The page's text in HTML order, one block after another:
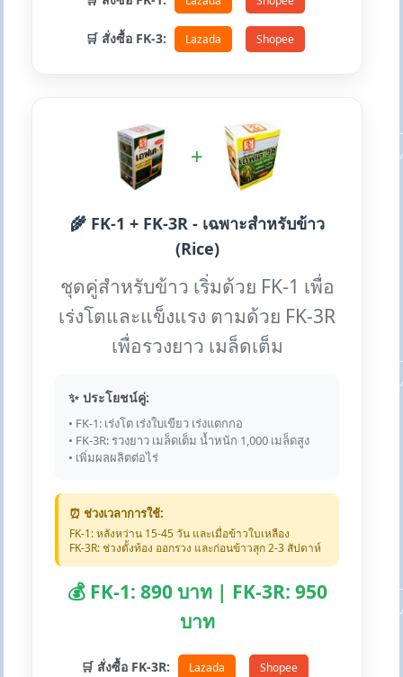
🛒 สั่งซื้อ FK-3: Lazada Shopee
+
🌾 FK-1 + FK-3R - เฉพาะสำหรับข้าว
(Rice)
ชุดคู่สำหรับข้าว เริ่มด้วย FK-1 เพื่อ
เร่งโตและแข็งแรง ตามด้วย FK-3R
เพื่อรวงยาว เมล็ดเต็ม
✨ ประโยชน์คู่:
• FK-1: เร่งโต เร่งใบเขียว เร่งแตกกอ
• FK-3R: รวงยาว เมล็ดเต็ม น้ำหนัก 1,000 เมล็ดสูง
• เพิ่มผลผลิตต่อไร่
⏰ ช่วงเวลาการใช้:
FK-1: หลังหว่าน 15-45 วัน และเมื่อข้าวใบเหลือง
FK-3R: ช่วงตั้งท้อง ออกรวง และก่อนข้าวสุก 2-3 สัปดาห์
💰 FK-1: 890 บาท | FK-3R: 950
บาท
🛒 สั่งซื้อ FK-3R: Lazada Shopee